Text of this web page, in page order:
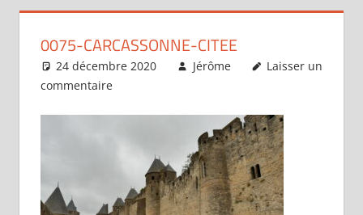
0075-CARCASSONNE-CITEE
24 décembre 2020 Jérôme
Laisser un
commentaire